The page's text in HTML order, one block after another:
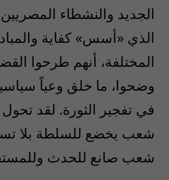
الجديد والنشطاء
الذي «أسس» كفاية
المختلفة، أنهم طرحوا
وضحوا، ما خلق وعياً
في تفجير الثورة. لقد
شعب يخضع للسلطة بلا
شعب صانع للحدث